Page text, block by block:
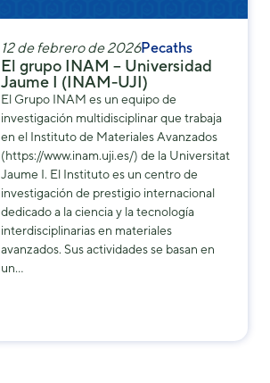
12 de febrero de 2026Pecaths
El grupo INAM – Universidad
Jaume I (INAM-UJI)
El Grupo INAM es un equipo de
investigación multidisciplinar que trabaja
en el Instituto de Materiales Avanzados
(https://www.inam.uji.es/) de la Universitat
Jaume I. El Instituto es un centro de
investigación de prestigio internacional
dedicado a la ciencia y la tecnología
interdisciplinarias en materiales
avanzados. Sus actividades se basan en
un…